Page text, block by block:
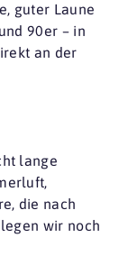
guter Laune
90er – in
an der
lange
die nach
wir noch